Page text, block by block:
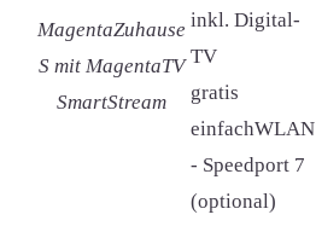
MagentaZuhause
S mit MagentaTV
SmartStream
inkl. Digital-
TV
gratis
einfachWLAN
- Speedport 7
(optional)